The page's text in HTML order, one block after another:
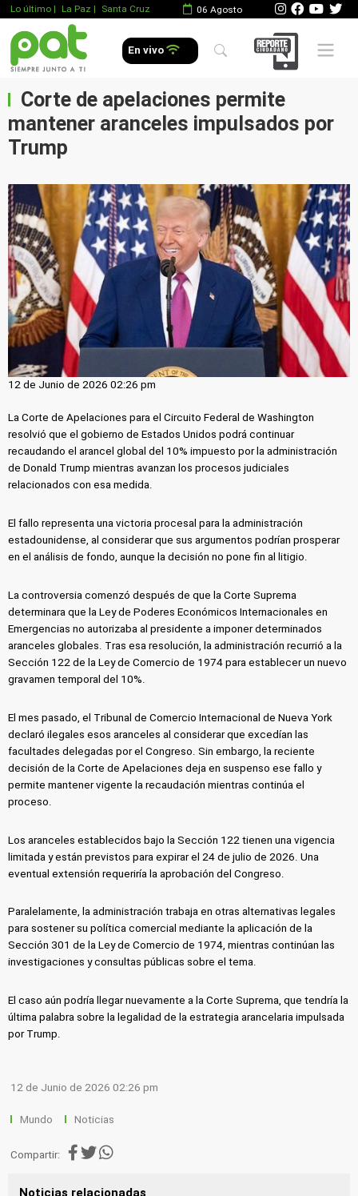
Lo último | La Paz | Santa Cruz 06 Agosto
En vivo Mobile
Corte de apelaciones permite
mantener aranceles impulsados por
Trump
12 de Junio de 2026 02:26 pm
La Corte de Apelaciones para el Circuito Federal de Washington
resolvió que el gobierno de Estados Unidos podrá continuar
recaudando el arancel global del 10% impuesto por la administración
de Donald Trump mientras avanzan los procesos judiciales
relacionados con esa medida.
El fallo representa una victoria procesal para la administración
estadounidense, al considerar que sus argumentos podrían prosperar
en el análisis de fondo, aunque la decisión no pone fin al litigio.
La controversia comenzó después de que la Corte Suprema
determinara que la Ley de Poderes Económicos Internacionales en
Emergencias no autorizaba al presidente a imponer determinados
aranceles globales. Tras esa resolución, la administración recurrió a la
Sección 122 de la Ley de Comercio de 1974 para establecer un nuevo
gravamen temporal del 10%.
El mes pasado, el Tribunal de Comercio Internacional de Nueva York
declaró ilegales esos aranceles al considerar que excedían las
facultades delegadas por el Congreso. Sin embargo, la reciente
decisión de la Corte de Apelaciones deja en suspenso ese fallo y
permite mantener vigente la recaudación mientras continúa el
proceso.
Los aranceles establecidos bajo la Sección 122 tienen una vigencia
limitada y están previstos para expirar el 24 de julio de 2026. Una
eventual extensión requeriría la aprobación del Congreso.
Paralelamente, la administración trabaja en otras alternativas legales
para sostener su política comercial mediante la aplicación de la
Sección 301 de la Ley de Comercio de 1974, mientras continúan las
investigaciones y consultas públicas sobre el tema.
El caso aún podría llegar nuevamente a la Corte Suprema, que tendría la
última palabra sobre la legalidad de la estrategia arancelaria impulsada
por Trump.
12 de Junio de 2026 02:26 pm
Mundo Noticias
Compartir:
Noticias relacionadas